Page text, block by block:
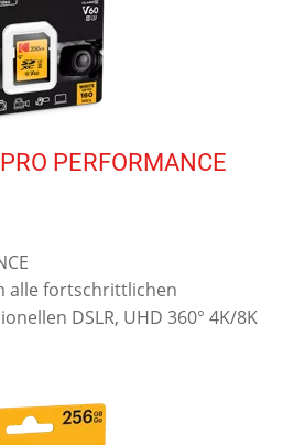
PERFORMANCE
alle fortschrittlichen
DSLR, UHD 360° 4K/8K